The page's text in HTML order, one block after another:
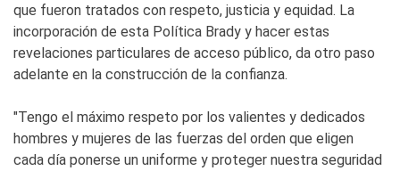
que fueron tratados con respeto, justicia y equidad. La
incorporación de esta Política Brady y hacer estas
revelaciones particulares de acceso público, da otro paso
adelante en la construcción de la confianza.
"Tengo el máximo respeto por los valientes y dedicados
hombres y mujeres de las fuerzas del orden que eligen
cada día ponerse un uniforme y proteger nuestra seguridad